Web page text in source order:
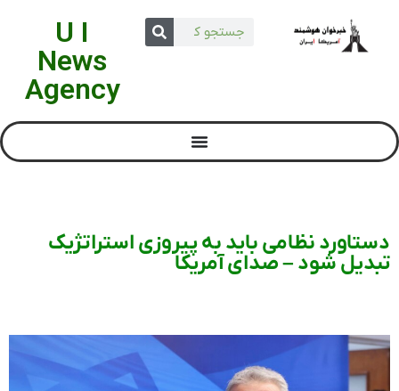
U I
News
Agency
دستاورد نظامی باید به پیروزی استراتژیک
تبدیل شود – صدای آمریکا